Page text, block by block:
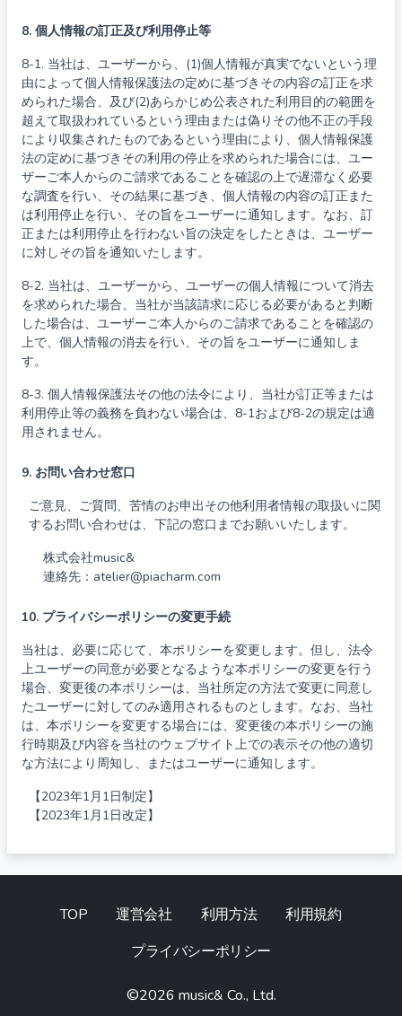
8. 個人情報の訂正及び利用停止等
8-1. 当社は、ユーザーから、(1)個人情報が真実でないという理
由によって個人情報保護法の定めに基づきその内容の訂正を求
められた場合、及び(2)あらかじめ公表された利用目的の範囲を
超えて取扱われているという理由または偽りその他不正の手段
により収集されたものであるという理由により、個人情報保護
法の定めに基づきその利用の停止を求められた場合には、ユー
ザーご本人からのご請求であることを確認の上で遅滞なく必要
な調査を行い、その結果に基づき、個人情報の内容の訂正また
は利用停止を行い、その旨をユーザーに通知します。なお、訂
正または利用停止を行わない旨の決定をしたときは、ユーザー
に対しその旨を通知いたします。
8-2. 当社は、ユーザーから、ユーザーの個人情報について消去
を求められた場合、当社が当該請求に応じる必要があると判断
した場合は、ユーザーご本人からのご請求であることを確認の
上で、個人情報の消去を行い、その旨をユーザーに通知しま
す。
8-3. 個人情報保護法その他の法令により、当社が訂正等または
利用停止等の義務を負わない場合は、8-1および8-2の規定は適
用されません。
9. お問い合わせ窓口
ご意見、ご質問、苦情のお申出その他利用者情報の取扱いに関
するお問い合わせは、下記の窓口までお願いいたします。
株式会社music&
連絡先：atelier@piacharm.com
10. プライバシーポリシーの変更手続
当社は、必要に応じて、本ポリシーを変更します。但し、法令
上ユーザーの同意が必要となるような本ポリシーの変更を行う
場合、変更後の本ポリシーは、当社所定の方法で変更に同意し
たユーザーに対してのみ適用されるものとします。なお、当社
は、本ポリシーを変更する場合には、変更後の本ポリシーの施
行時期及び内容を当社のウェブサイト上での表示その他の適切
な方法により周知し、またはユーザーに通知します。
【2023年1月1日制定】
【2023年1月1日改定】
TOP 運営会社 利用方法
利用規約
プライバシーポリシー
©︎2026 music& Co., Ltd.